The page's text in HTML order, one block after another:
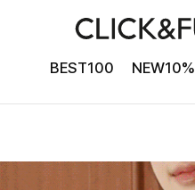
BEST100 NEW10%